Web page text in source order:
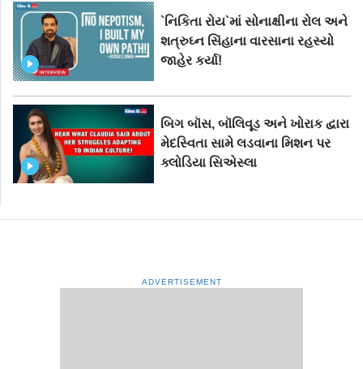
`નિકિતા રોય`માં સોનાક્ષીના રોલ અને
શત્રુઘ્ન સિંહાના વારસાના રહસ્યો
જાહેર કર્યા!
બિગ બૉસ, બૉલિવૂડ અને ખોરાક દ્વારા
મેદસ્વિતા સામે લડવાના મિશન પર
ક્લોડિયા સિએસ્લા
ADVERTISEMENT